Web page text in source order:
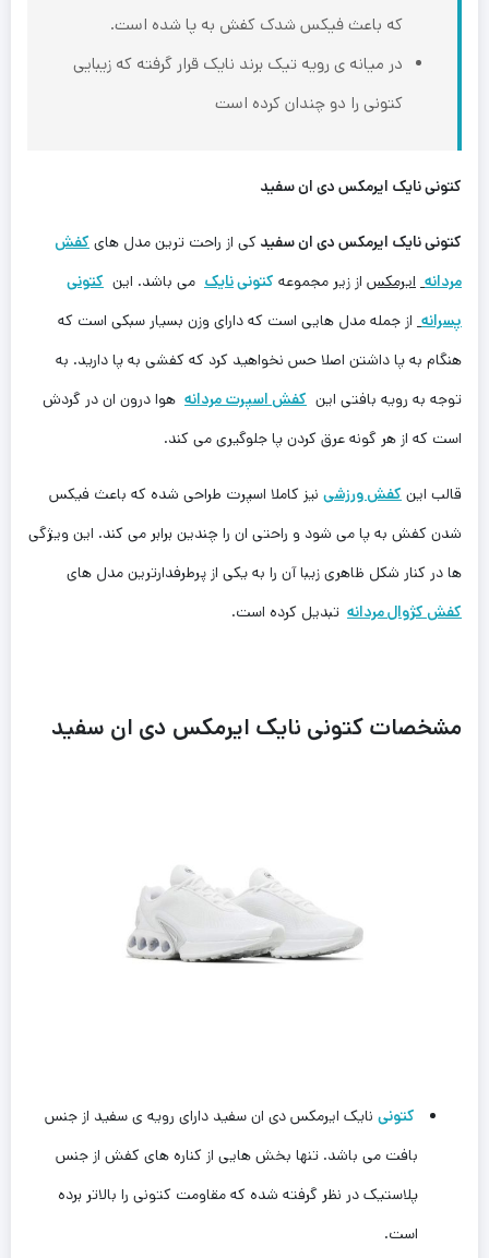
که باعث فیکس شدک کفش به پا شده است‌.
در میانه ی رویه تیک برند نایک قرار گرفته که زیبایی
کتونی را دو چندان کرده است‌
کتونی نایک ایرمکس دی ان سفید
کتونی نایک ایرمکس دی ان سفید کی از راحت ترین مدل های کفش
مردانه ایرمکس از زیر مجموعه کتونینایک می باشد. این کتونی
پسرانه از جمله مدل هایی است که دارای وزن بسیار سبکی است که
هنگام به پا داشتن اصلا حس نخواهید کرد که کفشی به پا دارید‌. به
توجه به رویه بافتی این کفش اسپرت مردانه هوا درون ان در گردش
است که از هر گونه عرق کردن پا جلوگیری می کند.
قالب این کفش ورزشی نیز کاملا اسپرت طراحی شده که باعث فیکس
شدن کفش به پا می شود و راحتی ان را چندین برابر می کند. این ویژگی
ها در کنار شکل ظاهری زیبا آن را به یکی از پرطرفدارترین مدل های
کفش کژوال مردانه تبدیل کرده است.
مشخصات کتونی نایک ایرمکس دی ان سفید
کتونی نایک ایرمکس دی ان سفید دارای رویه ی سفید از جنس
بافت می باشد. تنها بخش هایی از کناره های کفش از جنس
پلاستیک در نظر گرفته شده که مقاومت کتونی را بالاتر برده
است‌.